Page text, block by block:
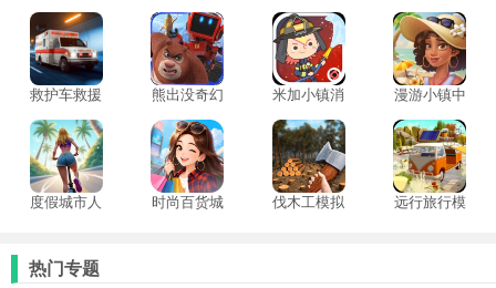
戏乐趣。玩家可以在农场中种植作物、饲养动物，扮演城市规划者建设完善的城镇
布局，体验创造与管理的成就感！
救护车救援
熊出没奇幻
米加小镇消
漫游小镇中
度假城市人
时尚百货城
伐木工模拟
远行旅行模
热门专题